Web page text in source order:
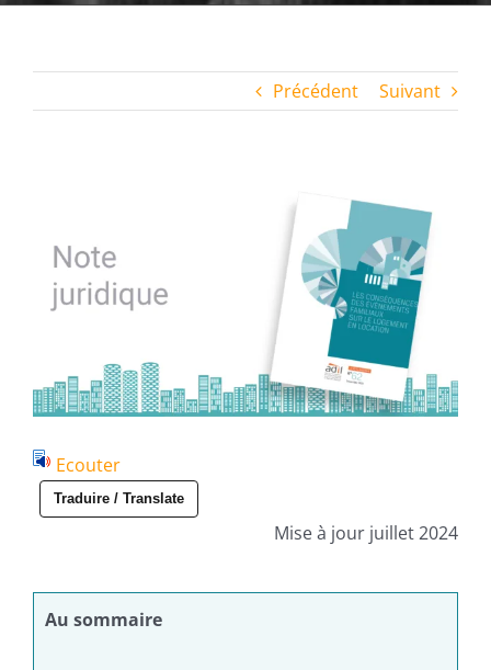
Précédent Suivant
agrandie
Ecouter
Traduire / Translate
Mise à jour juillet 2024
Au sommaire